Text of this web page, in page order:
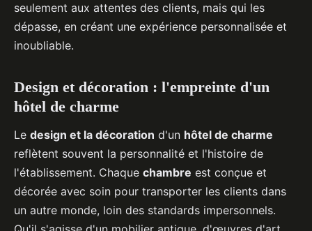
seulement aux attentes des clients, mais qui les
dépasse, en créant une expérience personnalisée et
inoubliable.
Design et décoration : l'empreinte d'un
hôtel de charme
Le design et la décoration d'un hôtel de charme
reflètent souvent la personnalité et l'histoire de
l'établissement. Chaque chambre est conçue et
décorée avec soin pour transporter les clients dans
un autre monde, loin des standards impersonnels.